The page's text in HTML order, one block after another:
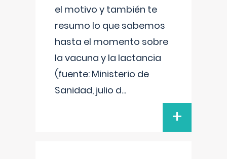
el motivo y también te
resumo lo que sabemos
hasta el momento sobre
la vacuna y la lactancia
(fuente: Ministerio de
Sanidad, julio d...
+